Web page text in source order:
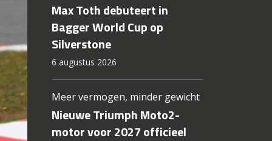
Max Toth debuteert in
Bagger World Cup op
Silverstone
6 augustus 2026
Meer vermogen, minder gewicht
Nieuwe Triumph Moto2-
motor voor 2027 officieel